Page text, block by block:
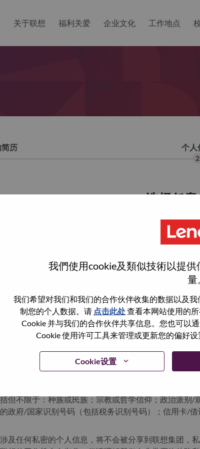
我們使用cookie及類似技術以提
量
我们希望对我们和我们的合作伙伴收集的数据以及
制您的个人数据。请 点击此处查看本网站使用的
Cookie 并与我们的合作伙伴共享信息。您也可以
Cookie 使用许可工具来管理或更新您的偏好
Cookie设置
关于联想 福利关爱 企业文化 工作地点
历 个人
2
选择任
已
登
据保护法律以及联想的数据隐私原则，我们请您在申
但不限于：种族或民族；宗教或哲学信仰；政治派别
政府/国家识别号码（包括税务识别号码）；信用卡/
及任何私密的个人信息，将不会被分享到联想集团，